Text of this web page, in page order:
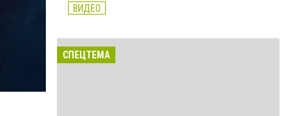
ВИДЕО
СПЕЦТЕМА